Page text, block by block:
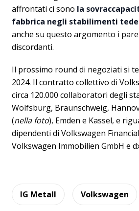
affrontati ci sono la
fabbrica negli stabilimenti
anche su questo argomento i
discordanti.
Il prossimo round di negoziati si
2024. Il contratto collettivo di
circa 120.000 collaboratori degli
Wolfsburg, Braunschweig,
(nella foto), Emden e Kassel, e
dipendenti di Volkswagen
Volkswagen Immobilien GmbH e
IG Metall Volkswagen